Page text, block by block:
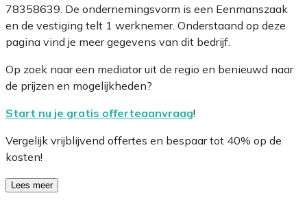
78358639. De ondernemingsvorm is een Eenmanszaak
en de vestiging telt 1 werknemer. Onderstaand op deze
pagina vind je meer gegevens van dit bedrijf.
Op zoek naar een mediator uit de regio en benieuwd naar
de prijzen en mogelijkheden?
Start nu je gratis offerteaanvraag!
Vergelijk vrijblijvend offertes en bespaar tot 40% op de
kosten!
Lees meer